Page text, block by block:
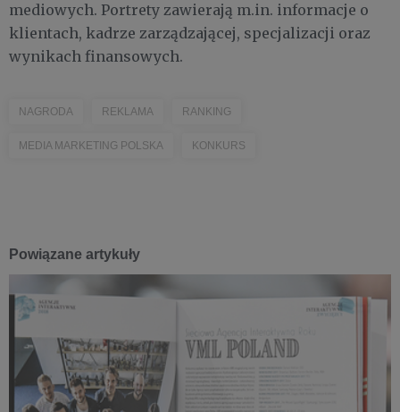
mediowych. Portrety zawierają m.in. informacje o
klientach, kadrze zarządzającej, specjalizacji oraz
wynikach finansowych.
NAGRODA REKLAMA RANKING
MEDIA MARKETING POLSKA KONKURS
Powiązane artykuły